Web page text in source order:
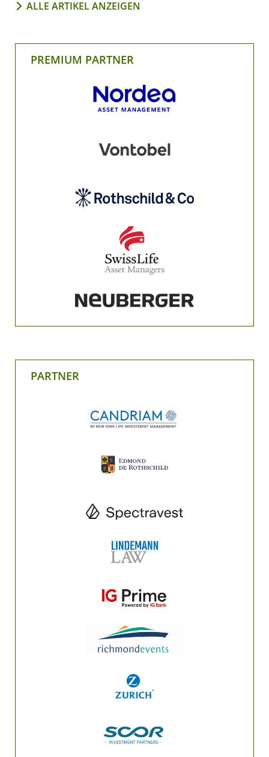
ALLE ARTIKEL ANZEIGEN
PREMIUM PARTNER
PARTNER